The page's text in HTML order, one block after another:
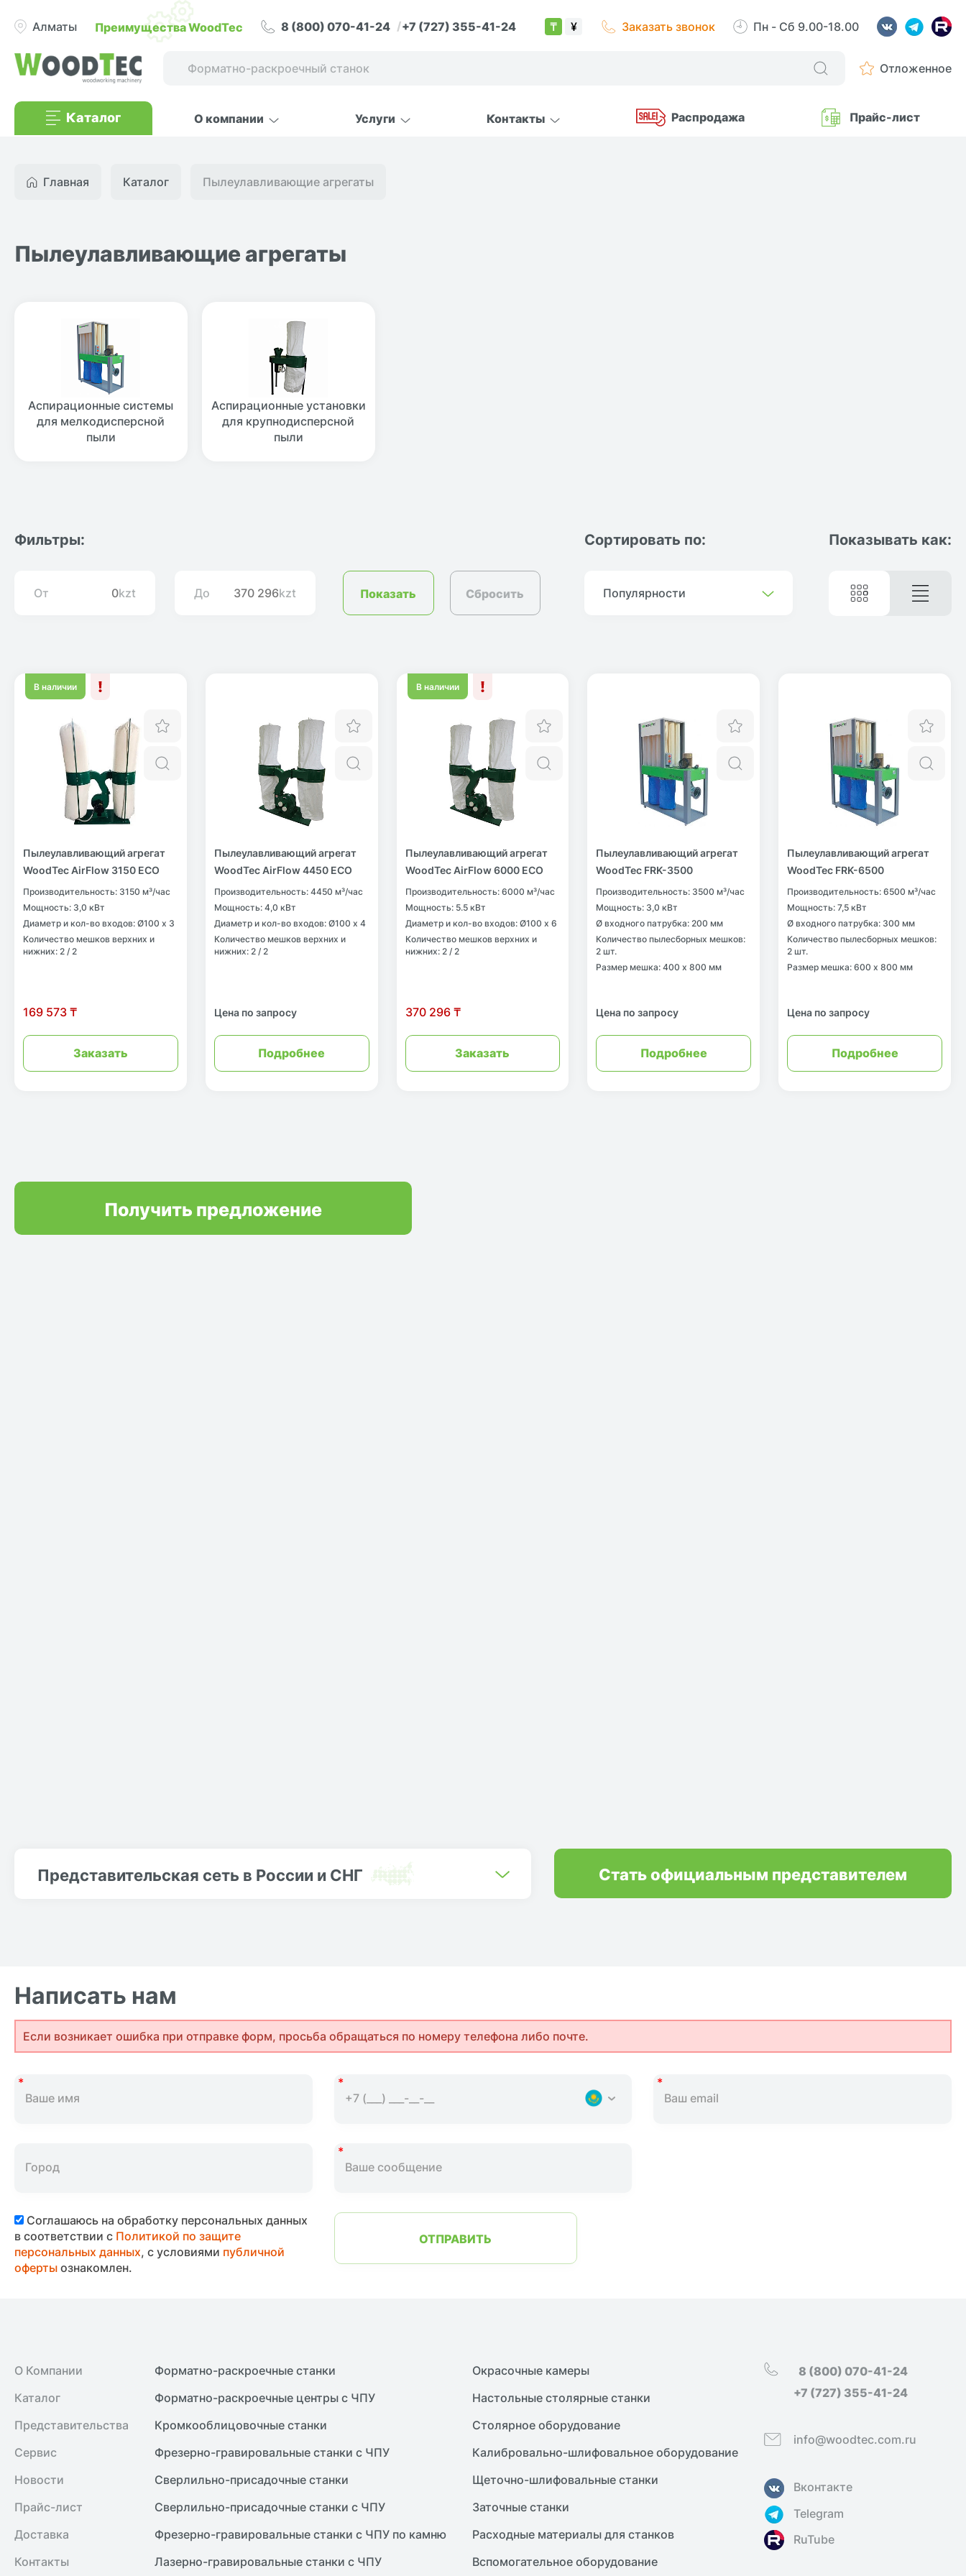
Алматы Преимущества WoodTec 8 (800) 070-41-24 +7 (727) 355-41-24 ₸ ¥ Заказать звонок Пн - Сб 9.00-18.00
Отложенное
Каталог О компании Услуги Контакты Распродажа Прайс-лист
Главная Каталог Пылеулавливающие агрегаты
Пылеулавливающие агрегаты
Аспирационные системы
для мелкодисперсной
пыли
Аспирационные установки
для крупнодисперсной
пыли
Фильтры:
От kzt До kzt Сбросить
Сортировать по:
Популярности
Показывать как:
В наличии
Пылеулавливающий агрегат
WoodTec AirFlow 3150 ECO
Производительность: 3150 м³/час
Мощность: 3,0 кВт
Диаметр и кол-во входов: Ø100 х 3
Количество мешков верхних и
нижних: 2 / 2
169 573 ₸
Быстрый просмотр
Заказать
Пылеулавливающий агрегат
WoodTec AirFlow 4450 ECO
Производительность: 4450 м³/час
Мощность: 4,0 кВт
Диаметр и кол-во входов: Ø100 х 4
Количество мешков верхних и
нижних: 2 / 2
Цена по запросу
Быстрый просмотр
Подробнее
В наличии
Пылеулавливающий агрегат
WoodTec AirFlow 6000 ECO
Производительность: 6000 м³/час
Мощность: 5.5 кВт
Диаметр и кол-во входов: Ø100 х 6
Количество мешков верхних и
нижних: 2 / 2
370 296 ₸
Быстрый просмотр
Заказать
Пылеулавливающий агрегат
WoodTec FRK-3500
Производительность: 3500 м³/час
Мощность: 3,0 кВт
Ø входного патрубка: 200 мм
Количество пылесборных мешков:
2 шт.
Размер мешка: 400 х 800 мм
Цена по запросу
Быстрый просмотр
Подробнее
Пылеулавливающий агрегат
WoodTec FRK-6500
Производительность: 6500 м³/час
Мощность: 7,5 кВт
Ø входного патрубка: 300 мм
Количество пылесборных мешков:
2 шт.
Размер мешка: 600 х 800 мм
Цена по запросу
Подробнее
Получить предложение
Представительская сеть в России и СНГ Стать официальным представителем
Написать нам
Если возникает ошибка при отправке форм, просьба обращаться по номеру телефона либо почте.
Соглашаюсь на обработку персональных данных
в соответствии с Политикой по защите
персональных данных, с условиями публичной
офертыознакомлен.
ОТПРАВИТЬ
О Компании
Каталог
Представительства
Сервис
Новости
Прайс-лист
Доставка
Контакты
Форматно-раскроечные станки
Форматно-раскроечные центры с ЧПУ
Кромкооблицовочные cтанки
Фрезерно-гравировальные станки с ЧПУ
Сверлильно-присадочные станки
Сверлильно-присадочные станки с ЧПУ
Фрезерно-гравировальные станки с ЧПУ по камню
Лазерно-гравировальные станки с ЧПУ
Окрасочные камеры
Настольные столярные станки
Столярное оборудование
Калибровально-шлифовальное оборудование
Щеточно-шлифовальные станки
Заточные станки
Расходные материалы для станков
Вспомогательное оборудование
8 (800) 070-41-24
+7 (727) 355-41-24
info@woodtec.com.ru
Вконтакте
Telegram
RuTube